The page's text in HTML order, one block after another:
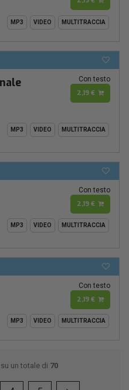
MP3 VIDEO MULTITRACCIA
Con testo
2,19 €
MP3 VIDEO MULTITRACCIA
Con testo
2,19 €
MP3 VIDEO MULTITRACCIA
Con testo
2,19 €
MP3 VIDEO MULTITRACCIA
un totale di 70